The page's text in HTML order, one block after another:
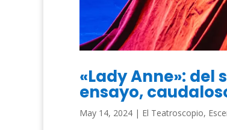
«Lady Anne»: del
ensayo,
May 14, 2024 | El Teatroscopio,